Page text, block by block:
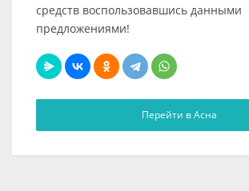
средств воспользовавшись данными
предложениями!
Перейти в Асна